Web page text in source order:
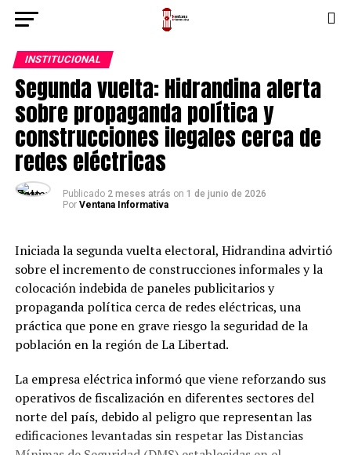
INSTITUCIONAL
Segunda vuelta: Hidrandina alerta
sobre propaganda política y
construcciones ilegales cerca de
redes eléctricas
Publicado 2 meses atrás on 1 de junio de 2026
Por Ventana Informativa
Iniciada la segunda vuelta electoral, Hidrandina advirtió
sobre el incremento de construcciones informales y la
colocación indebida de paneles publicitarios y
propaganda política cerca de redes eléctricas, una
práctica que pone en grave riesgo la seguridad de la
población en la región de La Libertad.
La empresa eléctrica informó que viene reforzando sus
operativos de fiscalización en diferentes sectores del
norte del país, debido al peligro que representan las
edificaciones levantadas sin respetar las Distancias